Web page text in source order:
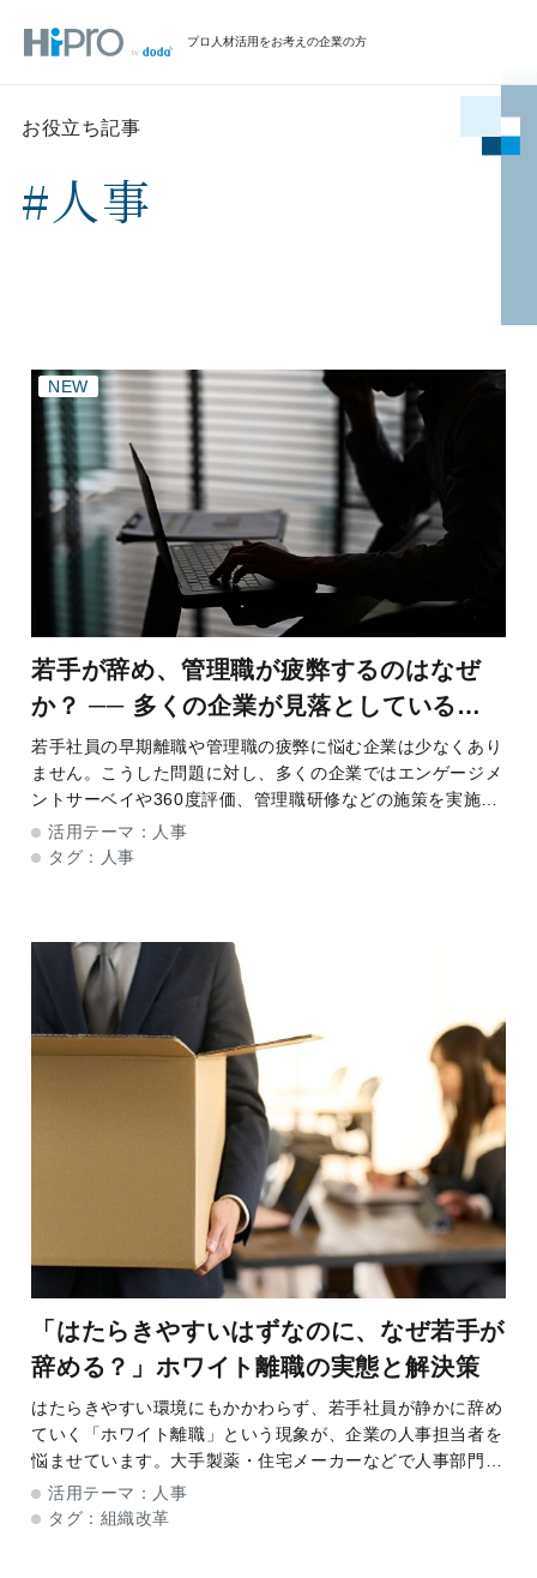
プロ人材活用をお考えの企業の方
お役立ち記事
#人事
NEW
若手が辞め、管理職が疲弊するのはなぜ
か？ ── 多くの企業が見落としている
「育成設計」の問題
若手社員の早期離職や管理職の疲弊に悩む企業は少なくあり
ません。こうした問題に対し、多くの企業ではエンゲージメ
ントサーベイや360度評価、管理職研修などの施策を実施し
ています。しかし、十分な改善につながらず、同じ課題をく
り返しているケースも見受けられます。なぜ離
活用テーマ： 人事
タグ：
人事
「はたらきやすいはずなのに、なぜ若手が
辞める？」ホワイト離職の実態と解決策
はたらきやすい環境にもかかわらず、若手社員が静かに辞め
ていく「ホワイト離職」という現象が、企業の人事担当者を
悩ませています。大手製薬・住宅メーカーなどで人事部門の
トップを歴任し、現在は組織改革を支援するプロ人材の藤間
美樹氏は「ホワイト離職の根底には、不満では
活用テーマ： 人事
タグ： 組織改革